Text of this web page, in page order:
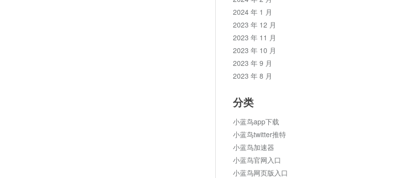
2024 年 1 月
2023 年 12 月
2023 年 11 月
2023 年 10 月
2023 年 9 月
2023 年 8 月
分类
小蓝鸟app下载
小蓝鸟twitter推特
小蓝鸟加速器
小蓝鸟官网入口
小蓝鸟网页版入口